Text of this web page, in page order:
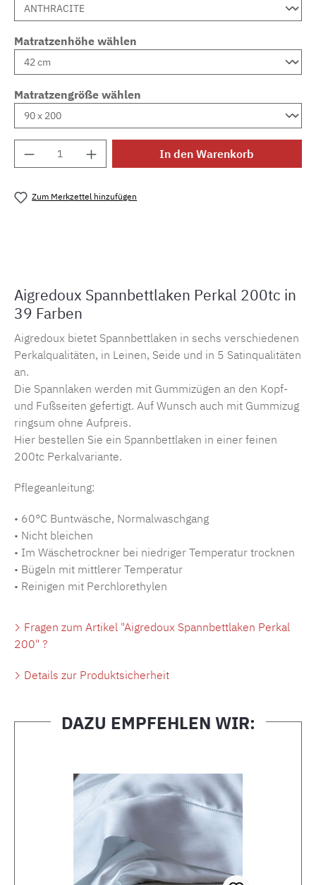
Matratzenhöhe wählen
Matratzengröße wählen
Produkt Anzahl: Gib den gewünschten
In den Warenkorb
Zum Merkzettel hinzufügen
Aigredoux Spannbettlaken Perkal 200tc in
39 Farben
Aigredoux bietet Spannbettlaken in sechs verschiedenen
Perkalqualitäten, in Leinen, Seide und in 5 Satinqualitäten
an.
Die Spannlaken werden mit Gummizügen an den Kopf-
und Fußseiten gefertigt. Auf Wunsch auch mit Gummizug
ringsum ohne Aufpreis.
Hier bestellen Sie ein Spannbettlaken in einer feinen
200tc Perkalvariante.
Pflegeanleitung:
• 60°C Buntwäsche, Normalwaschgang
• Nicht bleichen
• Im Wäschetrockner bei niedriger Temperatur trocknen
• Bügeln mit mittlerer Temperatur
• Reinigen mit Perchlorethylen
Fragen zum Artikel "Aigredoux Spannbettlaken Perkal
200" ?
Details zur Produktsicherheit
DAZU EMPFEHLEN WIR: